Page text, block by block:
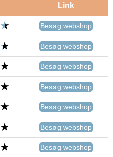
Link
Besøg webshop
Besøg webshop
Besøg webshop
Besøg webshop
Besøg webshop
Besøg webshop
Besøg webshop